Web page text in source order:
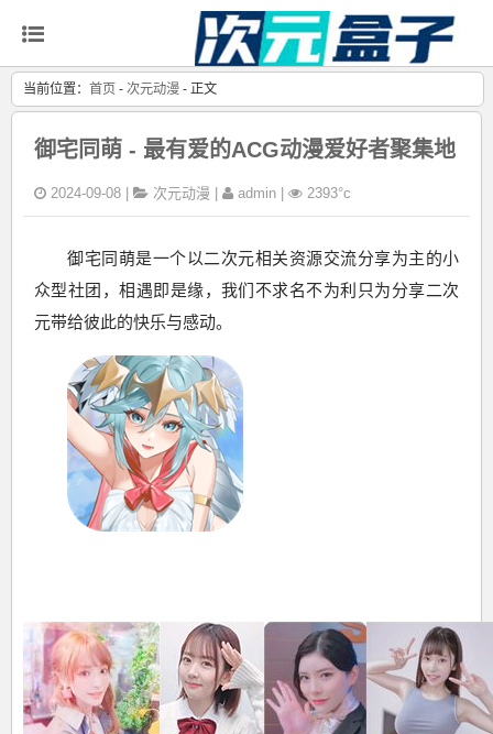
当前位置： 首页 - 次元动漫 - 正文
御宅同萌 - 最有爱的ACG动漫爱好者聚集地
2024-09-08 | 次元动漫 admin | 2393°c
御宅同萌是一个以二次元相关资源交流分享为主的小
众型社团，相遇即是缘，我们不求名不为利只为分享二次
元带给彼此的快乐与感动。